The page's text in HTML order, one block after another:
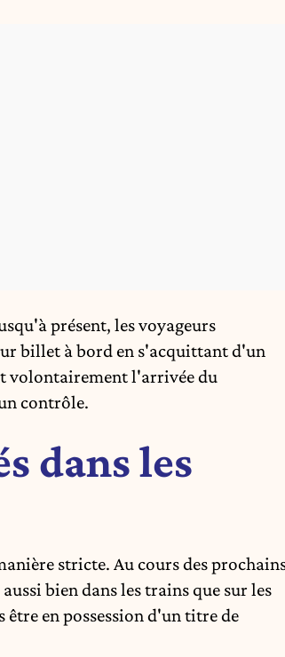
présent, les voyageurs
billet à bord en s'acquittant d'un
volontairement l'arrivée du
contrôle.
dans les
stricte. Au cours des
bien dans les trains que sur les
être en possession d'un titre de